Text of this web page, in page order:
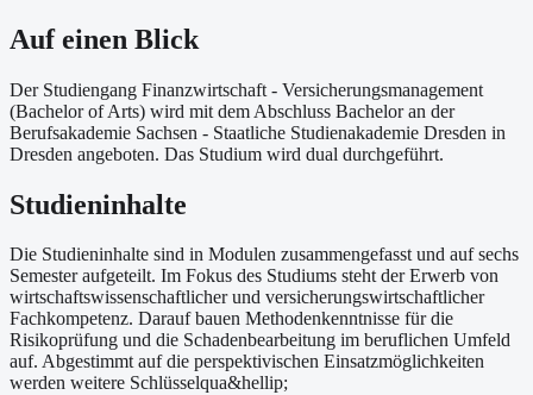
Auf einen Blick
Der Studiengang Finanzwirtschaft - Versicherungsmanagement
(Bachelor of Arts) wird mit dem Abschluss Bachelor an der
Berufsakademie Sachsen - Staatliche Studienakademie Dresden in
Dresden angeboten. Das Studium wird dual durchgeführt.
Studieninhalte
Die Studieninhalte sind in Modulen zusammengefasst und auf sechs
Semester aufgeteilt. Im Fokus des Studiums steht der Erwerb von
wirtschaftswissenschaftlicher und versicherungswirtschaftlicher
Fachkompetenz. Darauf bauen Methodenkenntnisse für die
Risikoprüfung und die Schadenbearbeitung im beruflichen Umfeld
auf. Abgestimmt auf die perspektivischen Einsatzmöglichkeiten
werden weitere Schlüsselqua&hellip;